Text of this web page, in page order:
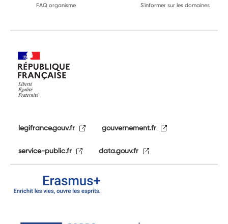
FAQ organisme
S'informer sur les domaines
legifrance.gouv.fr gouvernement.fr
service-public.fr data.gouv.fr